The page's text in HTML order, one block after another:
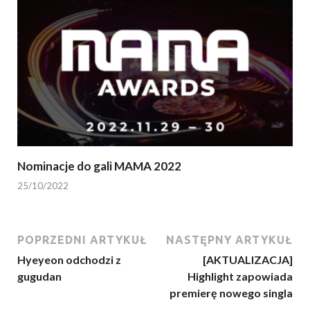
Nominacje do gali MAMA 2022
25/10/2022
POPRZEDNI ARTYKUŁ
Hyeyeon odchodzi z
gugudan
NASTĘPNY ARTYKUŁ
[AKTUALIZACJA]
Highlight zapowiada
premierę nowego singla